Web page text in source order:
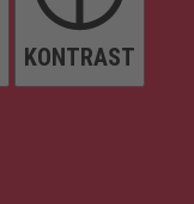
KONTRAST